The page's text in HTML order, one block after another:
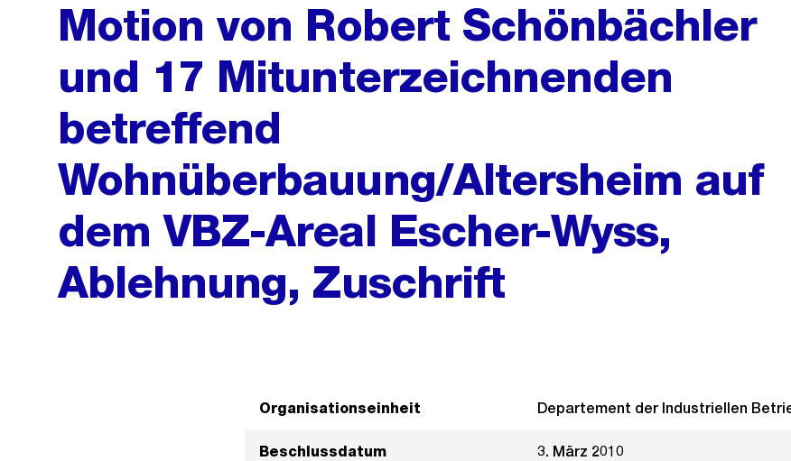
Motion von Robert Schönbächler
und 17 Mitunterzeichnenden
betreffend
Wohnüberbauung/Altersheim auf
dem VBZ-Areal Escher-Wyss,
Ablehnung, Zuschrift
Organisationseinheit Departement der Industriellen
Beschlussdatum 3. März 2010